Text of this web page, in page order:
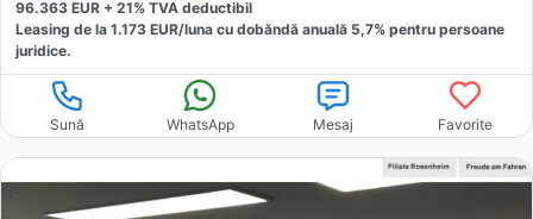
96.363 EUR + 21% TVA deductibil
Leasing de la 1.173 EUR/luna cu dobăndă anuală 5,7% pentru persoane
juridice.
Sună WhatsApp Mesaj Favorite